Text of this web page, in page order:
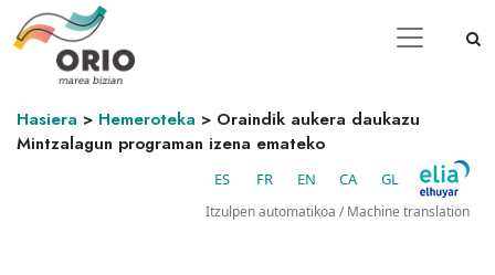
Hasiera > Hemeroteka > Oraindik aukera daukazu
Mintzalagun programan izena emateko
ES FR EN CA GL
Itzulpen automatikoa / Machine translation